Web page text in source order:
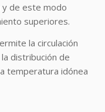
de este modo
superiores.
la circulación
distribución de
temperatura idónea